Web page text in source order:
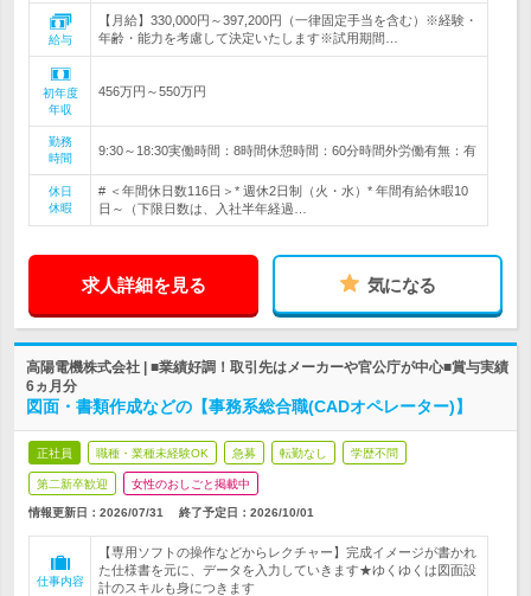
給与
【月給】330,000円～397,200円（一律固定手当を含む）※経験・
年齢・能力を考慮して決定いたします※試用期間…
初年度
年収
456万円～550万円
勤務
時間
9:30～18:30実働時間：8時間休憩時間：60分時間外労働有無：有
休日
休暇
# ＜年間休日数116日＞* 週休2日制（火・水）* 年間有給休暇10
日～（下限日数は、入社半年経過…
求人詳細を見る 気になる
高陽電機株式会社 | ■業績好調！取引先はメーカーや官公庁が中心■賞与実績
6ヵ月分
図面・書類作成などの【事務系総合職(CADオペレーター)】
正社員 職種・業種未経験OK 急募 転勤なし 学歴不問
第二新卒歓迎 女性のおしごと掲載中
情報更新日：2026/07/31 終了予定日： 2026/10/01
仕事内容
【専用ソフトの操作などからレクチャー】完成イメージが書かれ
た仕様書を元に、データを入力していきます★ゆくゆくは図面設
計のスキルも身につきます